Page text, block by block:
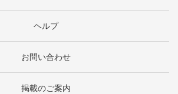
ヘルプ
お問い合わせ
掲載のご案内